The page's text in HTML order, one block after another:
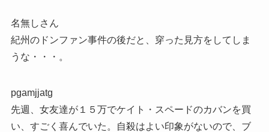
名無しさん
紀州のドンファン事件の後だと、穿った見方をしてしま
うな・・・。
pgamjjatg
先週、女友達が１５万でケイト・スペードのカバンを買
い、すごく喜んでいた。自殺はよい印象がないので、ブ